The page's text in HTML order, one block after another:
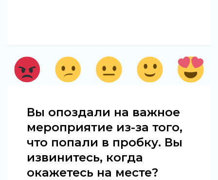
Вы опоздали на важное
мероприятие из-за того,
что попали в пробку. Вы
извинитесь, когда
окажетесь на месте?